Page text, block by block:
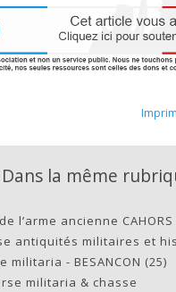
Dans la même
l’arme ancienne CAHORS
antiquités militaires et
militaria - BESANCON (25)
militaria & chasse